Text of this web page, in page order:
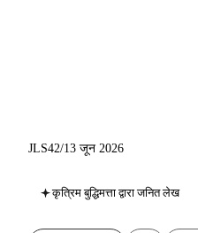
JLS42/13 जून 2026
कृत्रिम बुद्धिमत्ता द्वारा जनित लेख